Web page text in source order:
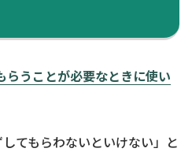
らうことが必要なときに使い
てもらわないといけない」と